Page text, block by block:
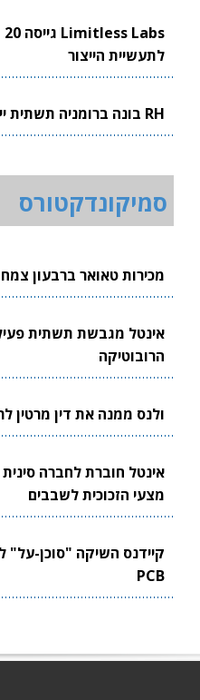
לתעשיית הייצור
RH בונה ברומניה תשתית ייצור ביטחוני ישראלית
סמיקונדקטורס
מכירות טאואר ברבעון צמחו
אינטל מגבשת תשתית
הרובוטיקה
ולנס ממנה את דין מרטין
אינטל חוברת לחברה
מצעי הזכוכית לשבבים
קיידנס השיקה "סוכן-על"
PCB